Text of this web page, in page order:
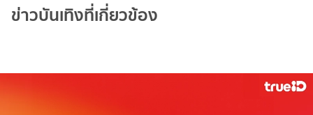
ข่าวบันเทิงที่เกี่ยวข้อง